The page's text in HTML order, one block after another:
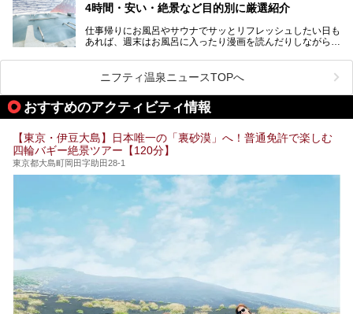
魅力です。
最近では、男性専用施設だけでなく、カップルや女性に嬉し
い個室サウナも増えてきました。
ら、特におすすめしたい施設14選をご紹介します。
してみてください。
4時間・安い・絶景など目的別に厳選紹介
仕事帰りにお風呂やサウナでサッとリフレッシュしたい日も
あれば、週末はお風呂に入ったり漫画を読んだりしながら一
また、終電を逃してしまい、「このまま朝までゆっくりでき
る場所があれば」と探した経験がある人も多いのではないで
しょうか。
そこで本記事では、東京でおすすめのスーパー銭湯を、目的
24時間営業で宿泊できる施設や、1,000円以下で楽しめる安
い施設、デートや休日レジャーにもぴったりなエンタメ要素
が充実した施設など、利用のシーンに合わせて参考にしてく
ださい。
ニフティ温泉ニュースTOPへ
おすすめのアクティビティ情報
【東京・伊豆大島】日本唯一の「裏砂漠」へ！普通免許で楽しむ
四輪バギー絶景ツアー【120分】
東京都大島町岡田字助田28-1